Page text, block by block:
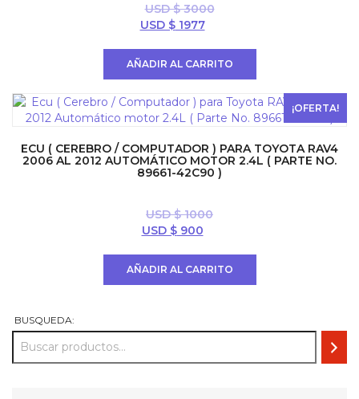
USD $3000
El
original
era:
$ 3000.
USD $1977El
es:
$ 1977.
AÑADIR AL CARRITO
¡OFERTA!
ECU ( CEREBRO / COMPUTADOR ) PARA TOYOTA RAV4
2006 AL 2012 AUTOMÁTICO MOTOR 2.4L ( PARTE NO.
89661-42C90 )
USD $1000
El
era:
USD $900El
es:
AÑADIR AL CARRITO
BUSQUEDA: